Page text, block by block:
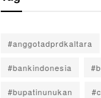
#anggotadprdkaltara
#bankindonesia
#bupatinunukan